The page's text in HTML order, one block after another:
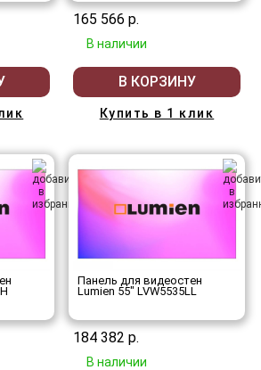
165 566 р.
В наличии
В КОРЗИНУ
Купить в 1 клик
Панель для видеостен
Lumien 55" LVW5535LL
184 382 р.
В наличии